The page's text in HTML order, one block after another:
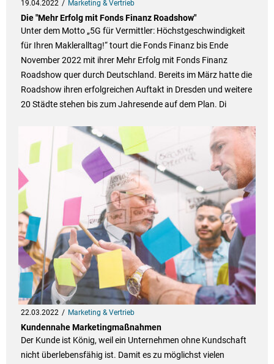
19.04.2022 Marketing & Vertrieb
Die "Mehr Erfolg mit Fonds Finanz Roadshow"
Unter dem Motto „5G für Vermittler: Höchstgeschwindigkeit
für Ihren Makleralltag!“ tourt die Fonds Finanz bis Ende
November 2022 mit ihrer Mehr Erfolg mit Fonds Finanz
Roadshow quer durch Deutschland. Bereits im März hatte die
Roadshow ihren erfolgreichen Auftakt in Dresden und weitere
20 Städte stehen bis zum Jahresende auf dem Plan. Di
22.03.2022 Marketing & Vertrieb
Kundennahe Marketingmaßnahmen
Der Kunde ist König, weil ein Unternehmen ohne Kundschaft
nicht überlebensfähig ist. Damit es zu möglichst vielen